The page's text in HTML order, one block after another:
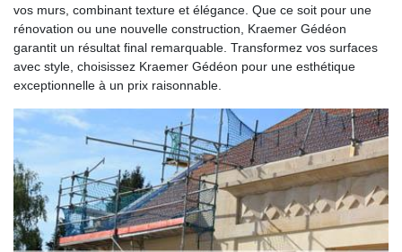
vos murs, combinant texture et élégance. Que ce soit pour une
rénovation ou une nouvelle construction, Kraemer Gédéon
garantit un résultat final remarquable. Transformez vos surfaces
avec style, choisissez Kraemer Gédéon pour une esthétique
exceptionnelle à un prix raisonnable.